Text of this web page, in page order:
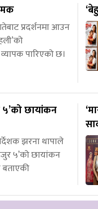
प्रदर्शनमा आउन
व्यापक पारिएको छ।
५’को छायांकन
झरना थापाले
५’को छायांकन